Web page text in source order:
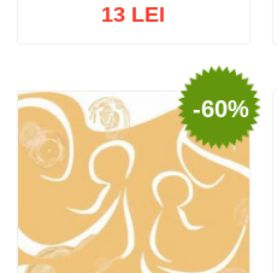
Adaugă în coș Wishlist
13 LEI
-60%